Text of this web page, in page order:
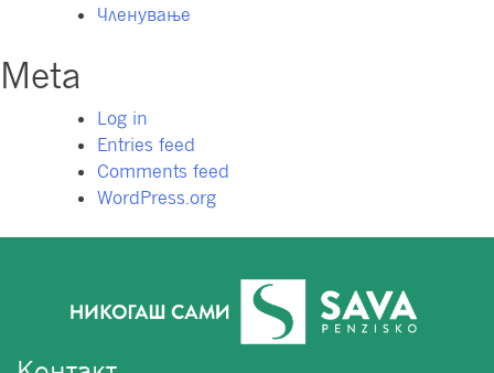
Членување
Meta
Log in
Entries feed
Comments feed
WordPress.org